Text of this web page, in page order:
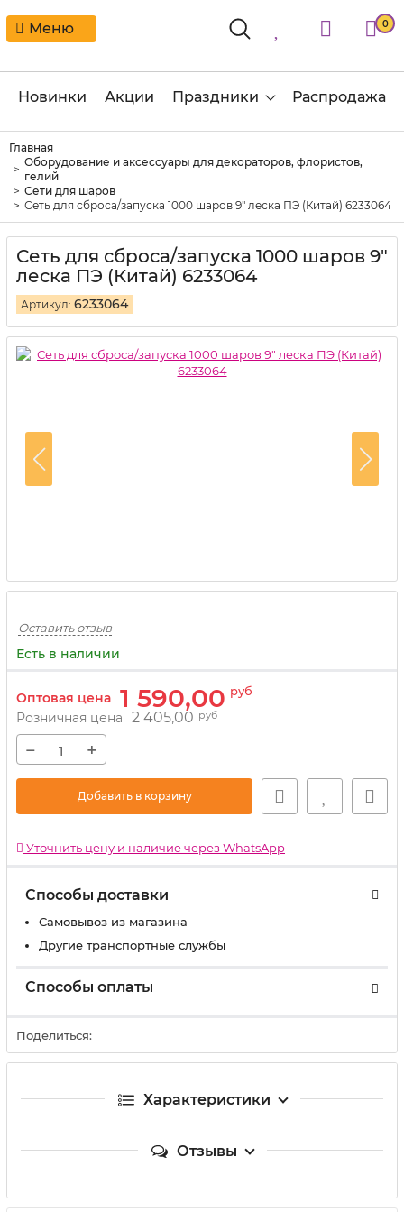
Меню 0
Новинки Акции Праздники Распродажа
Главная
Оборудование и аксессуары для декораторов, флористов,
гелий
Сети для шаров
Сеть для сброса/запуска 1000 шаров 9" леска ПЭ (Китай) 6233064
Сеть для сброса/запуска 1000 шаров 9"
леска ПЭ (Китай) 6233064
Артикул: 6233064
Оставить отзыв
Есть в наличии
Оптовая цена 1 590,00 руб
Розничная цена 2 405,00 руб
− +
Добавить в корзину
Уточнить цену и наличие через WhatsApp
Способы доставки
Самовывоз из магазина
Другие транспортные службы
Способы оплаты
Поделиться:
Характеристики
Отзывы